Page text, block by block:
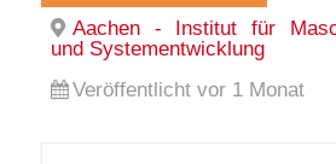
Aachen - Institut für
und Systementwicklung
Veröffentlicht vor 1 Monat